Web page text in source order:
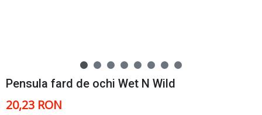
Pensula fard de ochi Wet N Wild
20,23 RON